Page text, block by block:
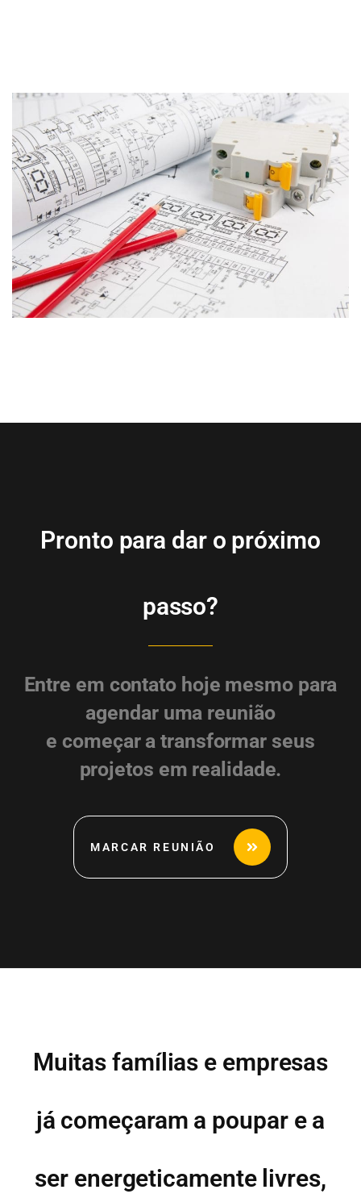
Pronto para dar o próximo
passo?
Entre em contato hoje mesmo para
agendar uma reunião
e começar a transformar seus
projetos em realidade.
MARCAR REUNIÃO
Muitas famílias e empresas
já começaram a poupar e a
ser energeticamente livres,